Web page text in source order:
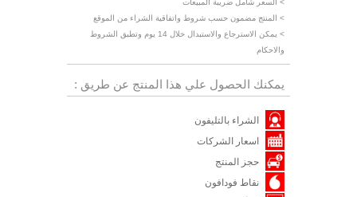
> السعر شامل ضريبة المبيعات
> المنتج مضمون حسب شروط واتفاقية الشراء من الموقع
> يمكن الاسترجاع والاستبدال خلال 14 يوم وتطبق الشروط
والاحكام
يمكنك الحصول علي هذا المنتج عن طريق :
الشراء بالتليفون
اسعار الشركات
حجز المنتج
نقاط فودافون